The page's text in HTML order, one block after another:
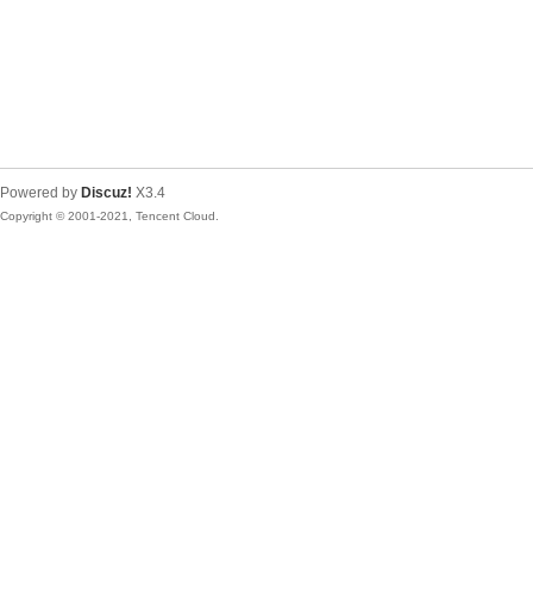
Powered by Discuz! X3.4
Copyright © 2001-2021, Tencent Cloud.